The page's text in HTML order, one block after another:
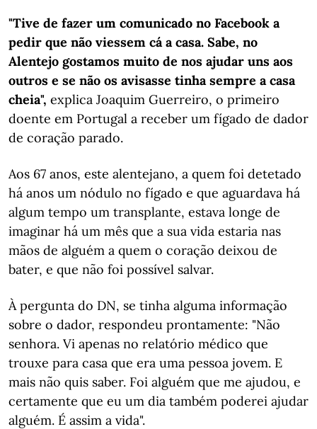
"Tive de fazer um comunicado no Facebook a
pedir que não viessem cá a casa. Sabe, no
Alentejo gostamos muito de nos ajudar uns aos
outros e se não os avisasse tinha sempre a casa
cheia", explica Joaquim Guerreiro, o primeiro
doente em Portugal a receber um fígado de dador
de coração parado.
Aos 67 anos, este alentejano, a quem foi detetado
há anos um nódulo no fígado e que aguardava há
algum tempo um transplante, estava longe de
imaginar há um mês que a sua vida estaria nas
mãos de alguém a quem o coração deixou de
bater, e que não foi possível salvar.
À pergunta do DN, se tinha alguma informação
sobre o dador, respondeu prontamente: "Não
senhora. Vi apenas no relatório médico que
trouxe para casa que era uma pessoa jovem. E
mais não quis saber. Foi alguém que me ajudou, e
certamente que eu um dia também poderei ajudar
alguém. É assim a vida".